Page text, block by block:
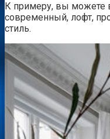
К примеру, вы можете
современный, лофт,
стиль.